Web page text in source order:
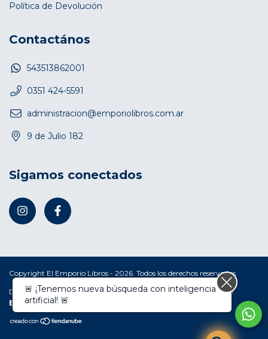
Política de Devolución
Contactános
543513862001
0351 424-5591
administracion@emporiolibros.com.ar
9 de Julio 182
Sigamos conectados
Copyright El Emporio Libros - 2026. Todos los derechos reservados.
Defensa de las y los consumidores. Para reclamos ingresá acá. /
Botón de arrepentimiento
🚨 ¡Tenemos nueva búsqueda con inteligencia
artificial! 🚨